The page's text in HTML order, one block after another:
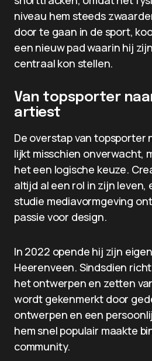
niveau hem steeds
door te gaan in de sport,
een nieuw pad waarin hij
centraal kon stellen.
Van topsporter
artiest
De overstap van
lijkt misschien onverwacht,
het een logische keuze.
altijd al een rol in zijn leven,
studie mediavormgeving
passie voor design.
In 2022 opende hij zijn
Heerenveen. Sindsdien
het ontwerpen en zetten
wordt gekenmerkt door
ontwerpen en een
hem snel populair maakte
community.